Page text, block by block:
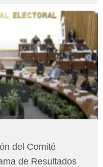
del Comité
de Resultados